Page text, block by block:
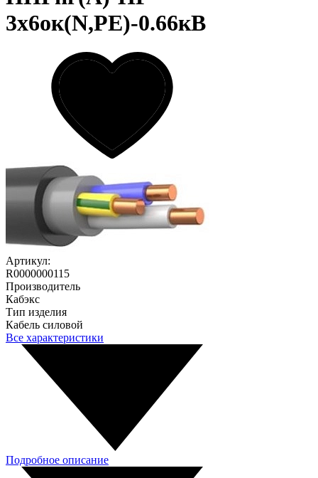
3х6ок(N,PE)-0.66кВ
Артикул:
R0000000115
Производитель
Кабэкс
Тип изделия
Кабель силовой
Все характеристики
Подробное описание